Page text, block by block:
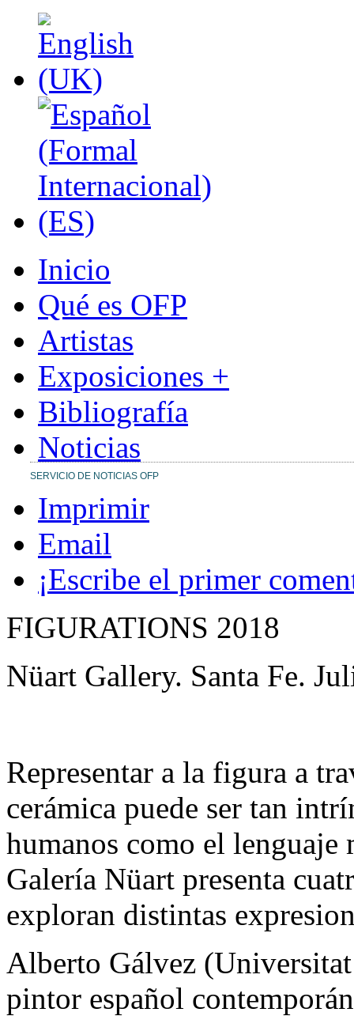
Inicio
Qué es OFP
Artistas
Exposiciones +
Bibliografía
Noticias
SERVICIO DE NOTICIAS OFP
Imprimir
Email
¡Escribe el primer
FIGURATIONS 2018
Nüart Gallery. Santa Fe.
Representar a la figura a
cerámica puede ser tan
humanos como el
Galería Nüart presenta
exploran distintas
Alberto Gálvez
pintor español